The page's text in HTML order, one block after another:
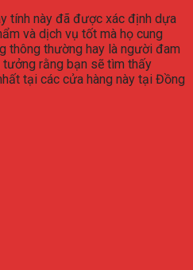
tính này đã được xác định dựa
và dịch vụ tốt mà họ cung
thông thường hay là người đam
rằng bạn sẽ tìm thấy
tại các cửa hàng này tại Đồng